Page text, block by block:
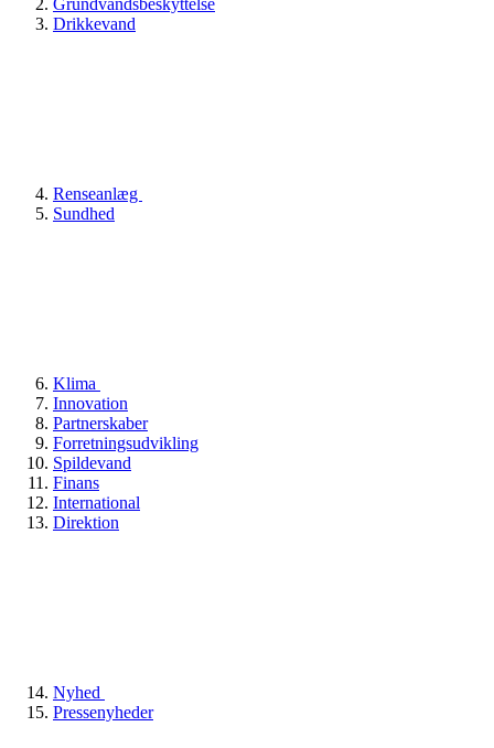
Drikkevand
Renseanlæg
Sundhed
Klima
Innovation
Partnerskaber
Forretningsudvikling
Spildevand
Finans
International
Direktion
Nyhed
Pressenyheder